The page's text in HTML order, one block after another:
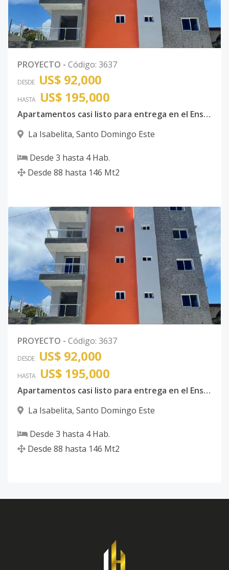
PROYECTO - Código: 3637
DESDE US$ 92,000
HASTA US$ 195,000
Apartamentos casi listo para entrega en el Ensanche Isabelita, Proximo a la Ave. España.
La Isabelita, Santo Domingo Este
Desde 3 hasta 4Hab.
Desde 88 hasta 146 Mt2
PROYECTO - Código: 3637
DESDE US$ 92,000
HASTA US$ 195,000
Apartamentos casi listo para entrega en el Ensanche Isabelita, Proximo a la Ave. España.
La Isabelita, Santo Domingo Este
Desde 3 hasta 4Hab.
Desde 88 hasta 146 Mt2